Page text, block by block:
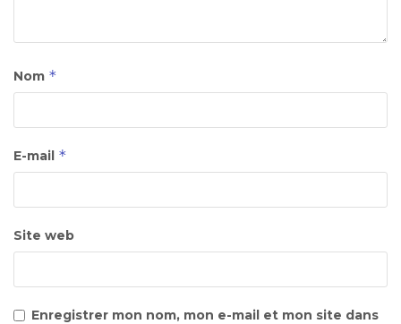
Nom *
E-mail *
Site web
Enregistrer mon nom, mon e-mail et mon site dans